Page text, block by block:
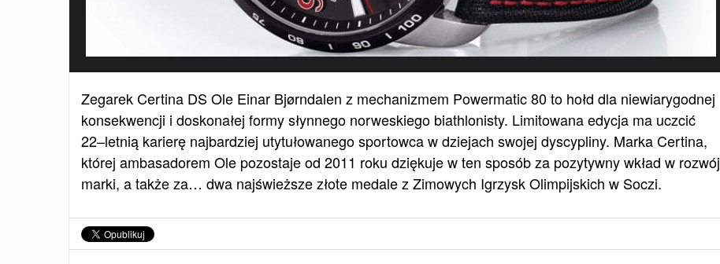
Zegarek Certina DS Ole Einar Bjørndalen z mechanizmem Powermatic 80 to hołd dla niewiarygodnej
konsekwencji i doskonałej formy słynnego norweskiego biathlonisty. Limitowana edycja ma uczcić
22–letnią karierę najbardziej utytułowanego sportowca w dziejach swojej dyscypliny. Marka Certina,
której ambasadorem Ole pozostaje od 2011 roku dziękuje w ten sposób za pozytywny wkład w rozwój
marki, a także za… dwa najświeższe złote medale z Zimowych Igrzysk Olimpijskich w Soczi.